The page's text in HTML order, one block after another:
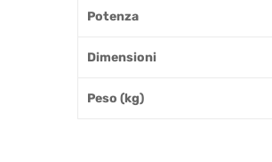
Potenza
Dimensioni
Peso (kg)